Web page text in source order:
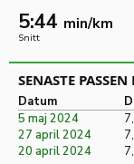
5:44 min/km
Snitt
SENASTE
Datum
5 maj 2024
27 april 2024
20 april 2024